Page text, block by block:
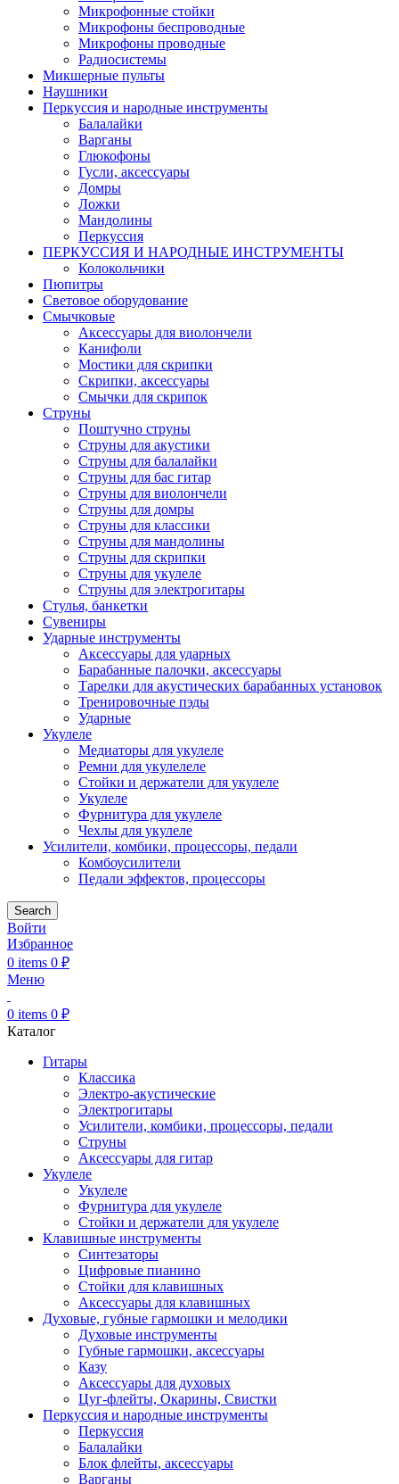
Микрофонные стойки
Микрофоны беспроводные
Микрофоны проводные
Радиосистемы
Микшерные пульты
Наушники
Перкуссия и народные инструменты
Балалайки
Варганы
Глюкофоны
Гусли, аксессуары
Домры
Ложки
Мандолины
Перкуссия
ПЕРКУССИЯ И НАРОДНЫЕ ИНСТРУМЕНТЫ
Колокольчики
Пюпитры
Световое оборудование
Смычковые
Аксессуары для виолончели
Канифоли
Мостики для скрипки
Скрипки, аксессуары
Смычки для скрипок
Струны
Поштучно струны
Струны для акустики
Струны для балалайки
Струны для бас гитар
Струны для виолончели
Струны для домры
Струны для классики
Струны для мандолины
Струны для скрипки
Струны для укулеле
Струны для электрогитары
Стулья, банкетки
Сувениры
Ударные инструменты
Аксессуары для ударных
Барабанные палочки, аксессуары
Тарелки для акустических барабанных установок
Тренировочные пэды
Ударные
Укулеле
Медиаторы для укулеле
Ремни для укулелеле
Стойки и держатели для укулеле
Укулеле
Фурнитура для укулеле
Чехлы для укулеле
Усилители, комбики, процессоры, педали
Комбоусилители
Педали эффектов, процессоры
Search
Войти
Избранное
0 items 0 ₽
Меню
0 items 0 ₽
Каталог
Гитары
Классика
Электро-акустические
Электрогитары
Усилители, комбики, процессоры, педали
Струны
Аксессуары для гитар
Укулеле
Укулеле
Фурнитура для укулеле
Стойки и держатели для укулеле
Клавишные инструменты
Синтезаторы
Цифровые пианино
Стойки для клавишных
Аксессуары для клавишных
Духовые, губные гармошки и мелодики
Духовые инструменты
Губные гармошки, аксессуары
Казу
Аксессуары для духовых
Цуг-флейты, Окарины, Свистки
Перкуссия и народные инструменты
Перкуссия
Балалайки
Блок флейты, аксессуары
Варганы